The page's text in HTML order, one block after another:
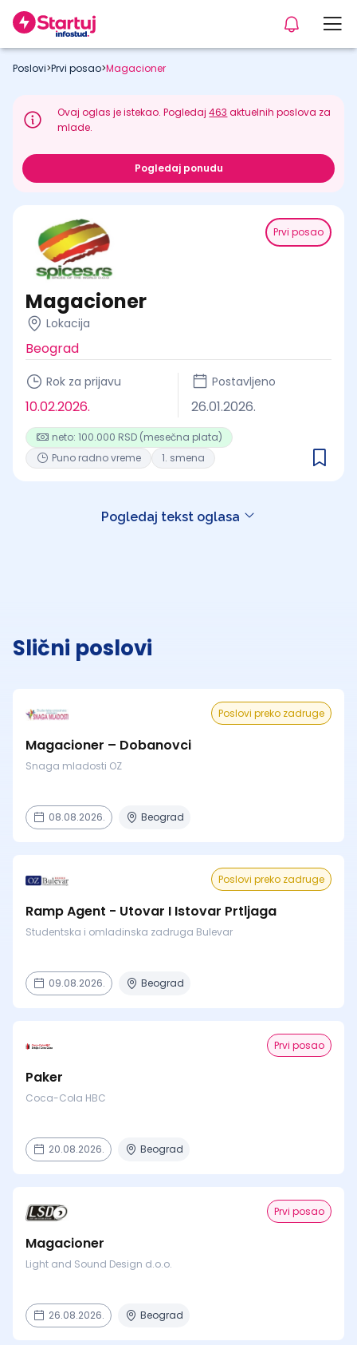
Poslovi>Prvi posao>Magacioner
Ovaj oglas je istekao. Pogledaj463 aktuelnih poslova za
mlade.
Pogledaj ponudu
Prvi posao
Magacioner
Lokacija
Beograd
Rok za prijavu
10.02.2026.
Postavljeno
26.01.2026.
neto: 100.000 RSD (mesečna plata)
Puno radno vreme
1. smena
Pogledaj tekst oglasa
Slični poslovi
Poslovi preko zadruge
Magacioner – Dobanovci
Snaga mladosti OZ
08.08.2026. Beograd
Poslovi preko zadruge
Ramp Agent - Utovar I Istovar Prtljaga
Studentska i omladinska zadruga Bulevar
09.08.2026. Beograd
Prvi posao
Paker
Coca-Cola HBC
20.08.2026. Beograd
Prvi posao
Magacioner
Light and Sound Design d.o.o.
26.08.2026. Beograd